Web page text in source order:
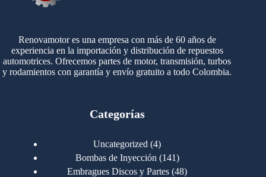
Renovamotor es una empresa con más de 60 años de
experiencia en la importación y distribución de repuestos
automotrices. Ofrecemos partes de motor, transmisión, turbos
y rodamientos con garantía y envío gratuito a todo Colombia.
Categorías
Uncategorized 44
productos
Bombas de Inyección 141141
productos
Embragues Discos y Partes 4848